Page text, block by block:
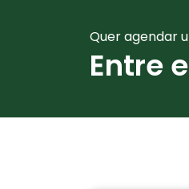
Quer agendar
Entre